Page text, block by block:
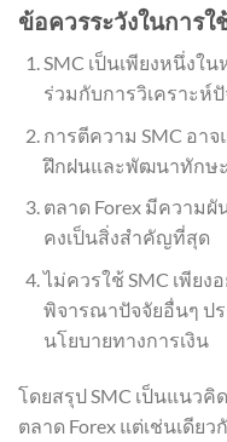
ข้อควรระวังในการใ
SMC เป็นเพียงหนึ่งใ
ร่วมกับการวิเคราะห์
การตีความ SMC อา
ฝึกฝนและพัฒนาทักษะ
ตลาด Forex มีความผั
คงเป็นสิ่งสำคัญที่สุด
ไม่ควรใช้ SMC เพียง
พิจารณาปัจจัยอื่นๆ ป
นโยบายทางการเงิน
โดยสรุป SMC เป็นแนว
ตลาด Forex แต่เช่นเดีย